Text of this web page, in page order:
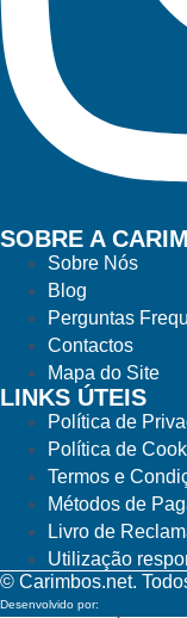
SOBRE A
Sobre Nós
Blog
Perguntas
Contactos
Mapa do Site
LINKS ÚTEIS
Política de
Política de
Termos e
Métodos de
Livro de
Utilização
© Carimbos.net.
Desenvolvido por: